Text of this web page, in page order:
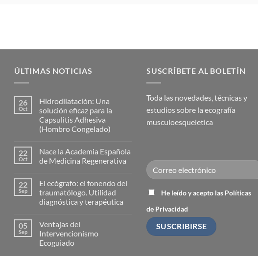
ÚLTIMAS NOTICIAS
26
Oct
Hidrodilatación: Una
solución eficaz para la
Capsulitis Adhesiva
(Hombro Congelado)
comentarios
en
Hidrodilatación:
eficaz
para
la
Capsulitis
Adhesiva
Congelado)
22
Oct
Nace la Academia Española
de Medicina Regenerativa
comentarios
en
Nace
la
Academia
de
Medicina
Regenerativa
22
Sep
El ecógrafo: el fonendo del
traumatólogo. Utilidad
diagnóstica y terapéutica
comentarios
en
El
ecógrafo:
05
Sep
Ventajas del
Intervencionismo
Ecoguiado
SUSCRÍBETE AL BOLETÍN
Toda las novedades, técnicas y
estudios sobre la ecografía
musculoesqueletica
He leído y acepto las Políticas
de Privacidad